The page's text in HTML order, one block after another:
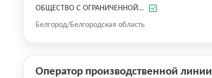
ОБЩЕСТВО С ОГРАНИЧЕННОЙ...
Белгород/Белгородская область
Оператор производственной линии